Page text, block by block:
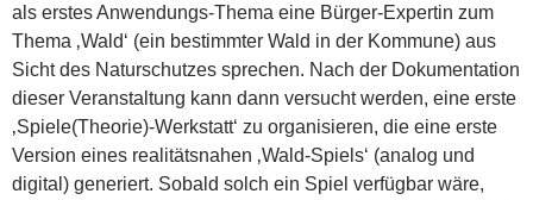
als erstes Anwendungs-Thema eine Bürger-Expertin zum
Thema ‚Wald‘ (ein bestimmter Wald in der Kommune) aus
Sicht des Naturschutzes sprechen. Nach der Dokumentation
dieser Veranstaltung kann dann versucht werden, eine erste
‚Spiele(Theorie)-Werkstatt‘ zu organisieren, die eine erste
Version eines realitätsnahen ‚Wald-Spiels‘ (analog und
digital) generiert. Sobald solch ein Spiel verfügbar wäre,